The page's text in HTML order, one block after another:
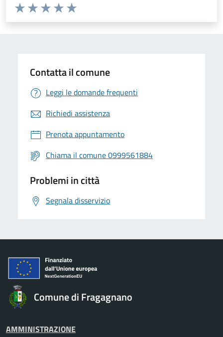
Valuta da 1 a 5 stelle la pagina
Valuta 5 stelle su 5
Valuta 4 stelle su 5
Valuta 3 stelle su 5
Valuta 2 stelle su 5
Valuta 1 stelle su 5
Contatta il comune
Leggi le domande frequenti
Richiedi assistenza
Prenota appuntamento
Chiama il comune 0999561884
Problemi in città
Segnala disservizio
Comune di Fragagnano
AMMINISTRAZIONE